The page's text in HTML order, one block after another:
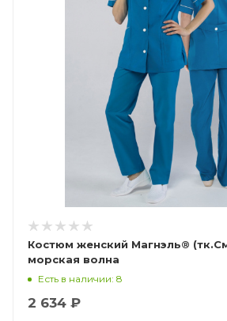
Костюм женский Магнэль®
морская волна
Есть в наличии: 8
2 634 ₽